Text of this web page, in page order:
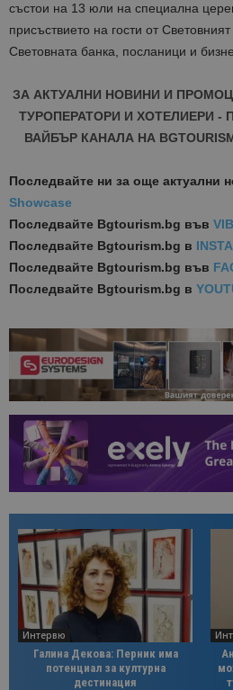
състои на 13 юли на специална
присъствието на гости от
Световната банка, посланици и
ЗА АКТУАЛНИ НОВИНИ И
ТУРОПЕРАТОРИ И ХОТЕЛИЕРИ -
ВАЙБЪР КАНАЛА НА
Последвайте ни за още актуални
Showcase
Последвайте Bgtourism.bg във
Последвайте Bgtourism.bg в
Последвайте Bgtourism.bg във
Последвайте Bgtourism.bg в
Интервю
Галина Декова: Перник има
потенциал за културна
дестинация